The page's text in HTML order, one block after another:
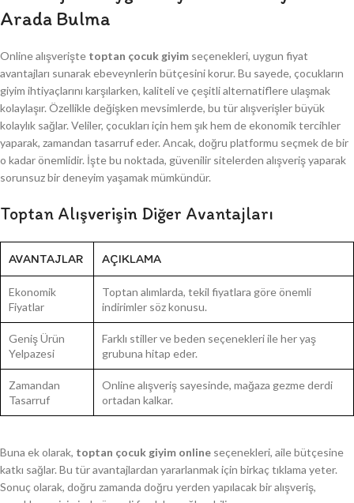
Arada Bulma
Online alışverişte toptan çocuk giyim seçenekleri, uygun fiyat
avantajları sunarak ebeveynlerin bütçesini korur. Bu sayede, çocukların
giyim ihtiyaçlarını karşılarken, kaliteli ve çeşitli alternatiflere ulaşmak
kolaylaşır. Özellikle değişken mevsimlerde, bu tür alışverişler büyük
kolaylık sağlar. Veliler, çocukları için hem şık hem de ekonomik tercihler
yaparak, zamandan tasarruf eder. Ancak, doğru platformu seçmek de bir
o kadar önemlidir. İşte bu noktada, güvenilir sitelerden alışveriş yaparak
sorunsuz bir deneyim yaşamak mümkündür.
Toptan Alışverişin Diğer Avantajları
AVANTAJLAR AÇIKLAMA
Ekonomik
Fiyatlar
Toptan alımlarda, tekil fiyatlara göre önemli
indirimler söz konusu.
Geniş Ürün
Yelpazesi
Farklı stiller ve beden seçenekleri ile her yaş
grubuna hitap eder.
Zamandan
Tasarruf
Online alışveriş sayesinde, mağaza gezme derdi
ortadan kalkar.
Buna ek olarak, toptan çocuk giyim online seçenekleri, aile bütçesine
katkı sağlar. Bu tür avantajlardan yararlanmak için birkaç tıklama yeter.
Sonuç olarak, doğru zamanda doğru yerden yapılacak bir alışveriş,